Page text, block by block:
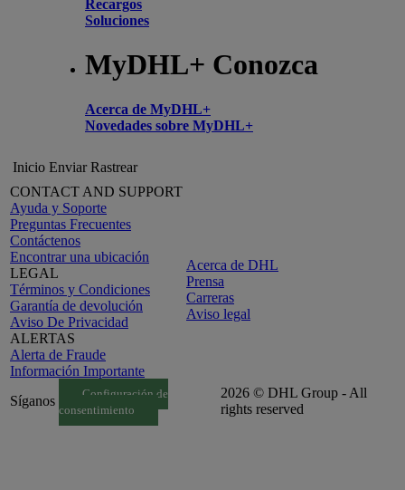
Recargos
Soluciones
MyDHL+ Conozca
Acerca de MyDHL+
Novedades sobre MyDHL+
Inicio Enviar Rastrear
CONTACT AND SUPPORT
Ayuda y Soporte
Preguntas Frecuentes
Contáctenos
Encontrar una ubicación
LEGAL
Términos y Condiciones
Garantía de devolución
Aviso De Privacidad
ALERTAS
Alerta de Fraude
Información Importante
Acerca de DHL
Prensa
Carreras
Aviso legal
Síganos
Configuración de
consentimiento
2026 © DHL Group - All
rights reserved